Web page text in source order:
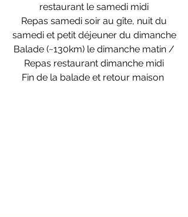
restaurant le samedi midi
Repas samedi soir au gîte, nuit du
samedi et petit déjeuner du dimanche
Balade (~130km) le dimanche matin /
Repas restaurant dimanche midi
Fin de la balade et retour maison